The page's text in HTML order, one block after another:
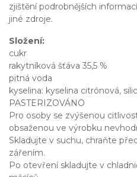
zjištění podrobnějších
jiné zdroje.
Složení:
cukr
rakytníková šťáva 35,5 %
pitná voda
kyselina: kyselina citrónová,
PASTERIZOVÁNO
Pro osoby se zvýšenou
obsaženou ve výrobku
Skladujte v suchu, chraňte
zářením.
Po otevření skladujte v